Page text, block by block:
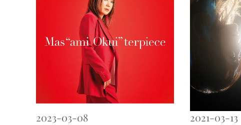
2023-03-08 2021-03-13